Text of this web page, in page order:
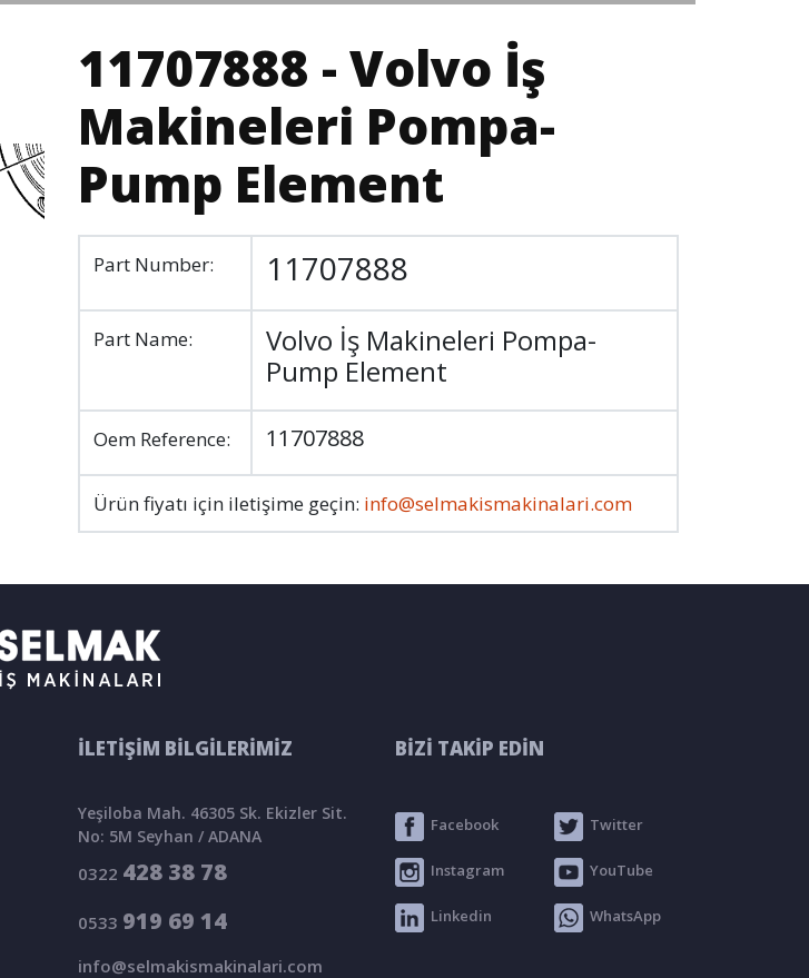
11707888 - Volvo İş
Makineleri Pompa-
Pump Element
Part Number: 11707888
Part Name:
Volvo İş Makineleri Pompa-
Pump Element
Oem Reference: 11707888
Ürün fiyatı için iletişime geçin: info@selmakismakinalari.com
İLETİŞİM BİLGİLERİMİZ
Yeşiloba Mah. 46305 Sk. Ekizler Sit.
No: 5M Seyhan / ADANA
0322 428 38 78
0533 919 69 14
info@selmakismakinalari.com
BİZİ TAKİP EDİN
Facebook Twitter
Instagram YouTube
Linkedin WhatsApp